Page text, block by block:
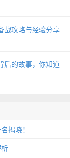
战攻略与经验分享
后的故事，你知道
揭晓！